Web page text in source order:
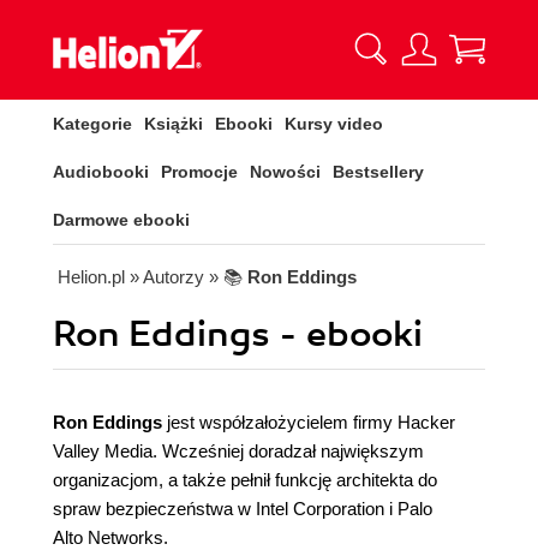
Kategorie Książki Ebooki Kursy video
Audiobooki Promocje Nowości Bestsellery
Darmowe ebooki
Helion.pl » Autorzy » 📚 Ron Eddings
Ron Eddings - ebooki
Ron Eddings jest współzałożycielem firmy Hacker
Valley Media. Wcześniej doradzał największym
organizacjom, a także pełnił funkcję architekta do
spraw bezpieczeństwa w Intel Corporation i Palo
Alto Networks.